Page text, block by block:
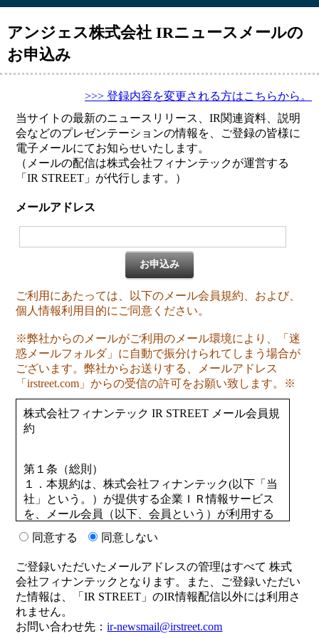
アンジェス株式会社 IRニュースメールの
お申込み
>>> 登録内容を変更される方はこちらから。
当サイトの最新のニュースリリース、IR関連資料、説明
会などのプレゼンテーションの情報を、ご登録の皆様に
電子メールにてお知らせいたします。
（メールの配信は株式会社フィナンテックが運営する
「IR STREET」が代行します。）
メールアドレス
お申込み
ご利用にあたっては、以下のメール会員規約、および、
個人情報利用目的にご同意ください。
※弊社からのメールがご利用のメール環境により、「迷
惑メールフォルダ」に自動で振分けられてしまう場合が
ございます。弊社からお送りする、メールアドレス
「irstreet.com」からの受信の許可をお願い致します。※
株式会社フィナンテック IR STREET メール会員規
約
第１条（総則）
１．本規約は、株式会社フィナンテック(以下「当
社」という。）が提供する企業ＩＲ情報サービス
を、メール会員（以下、会員という）が利用する
です。
２．当社は、会員の了承を得ることなく、この規
約を変更することがあります。この場合、当サイ
トのご利用条件は、変更後の規約によるものとし
ます。変更後の規約については、当社がネット上
に表示した時点より、効力を生じるものとしま
す。
同意する 同意しない
ご登録いただいたメールアドレスの管理はすべて 株式
会社フィナンテックとなります。また、ご登録いただい
た情報は、「IR STREET」のIR情報配信以外には利用さ
れません。
お問い合わせ先：ir-newsmail@irstreet.com